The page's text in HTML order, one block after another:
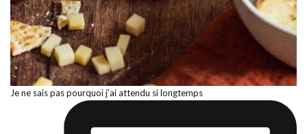
Je ne sais pas pourquoi j’ai attendu si longtemps